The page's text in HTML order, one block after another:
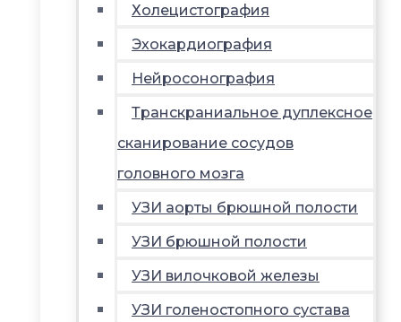
Холецистография
Эхокардиография
Нейросонография
Транскраниальное дуплексное
сканирование сосудов
головного мозга
УЗИ аорты брюшной полости
УЗИ брюшной полости
УЗИ вилочковой железы
УЗИ голеностопного сустава